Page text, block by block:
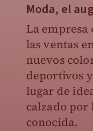
Moda, el
La
las ventas
nuevos
deportivos
lugar de
calzado por
conocida.